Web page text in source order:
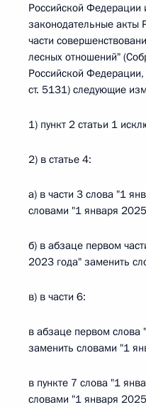
Российской Федерации
законодательные акты
части
лесных отношений"
Российской
ст. 5131) следующие
1) пункт 2 статьи 1
2) в статье 4:
а) в части 3 слова "1
словами "1 января
б) в абзаце первом
2023 года" заменить
в) в части 6:
в абзаце первом слова
заменить словами "1
в пункте 7 слова "1
словами "1 января